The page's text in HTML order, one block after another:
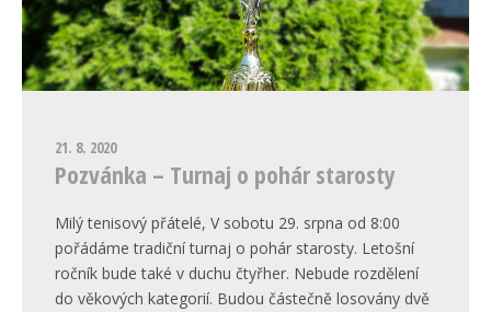
21. 8. 2020
Pozvánka – Turnaj o pohár starosty
Milý tenisový přátelé, V sobotu 29. srpna od 8:00
pořádáme tradiční turnaj o pohár starosty. Letošní
ročník bude také v duchu čtyřher. Nebude rozdělení
do věkových kategorií. Budou částečně losovány dvě